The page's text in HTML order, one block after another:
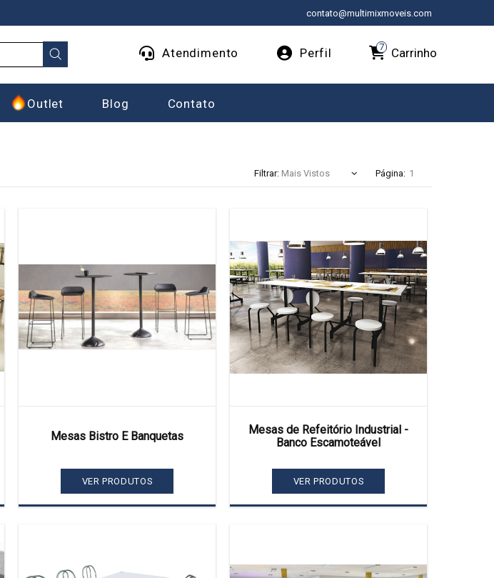
contato@multimixmoveis.com
Atendimento Perfil Carrinho
7
Outlet Blog Contato
Filtrar: Página:
Mesas Bistro E Banquetas
VER PRODUTOS
Mesas de Refeitório Industrial -
Banco Escamoteável
VER PRODUTOS